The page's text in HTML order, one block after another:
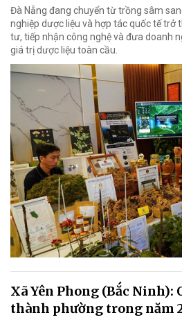
Đà Nẵng đang chuyển từ trồng sâm
nghiệp dược liệu và hợp tác quốc tế trở
tư, tiếp nhận công nghệ và đưa doanh
giá trị dược liệu toàn cầu.
Xã Yên Phong (Bắc Ninh):
thành phường trong năm